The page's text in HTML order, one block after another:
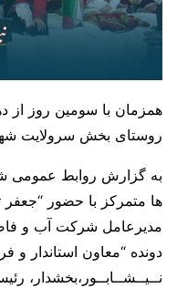
همزمان با سومین روز از
روستای بخش سرولایت
به گزارش روابط عمومی
ها متمرکز با حضور
مدیرعامل شرکت آب و
دونده “معاون استاندار و
نــیــشــابــور،بخشدار،